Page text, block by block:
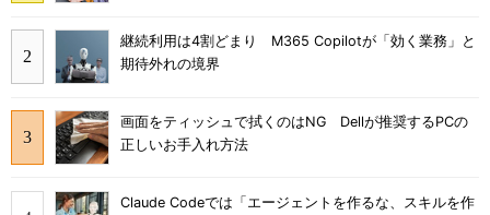
継続利用は4割どまり M365 Copilotが「効く業務」と
期待外れの境界
画面をティッシュで拭くのはNG Dellが推奨するPCの
正しいお手入れ方法
Claude Codeでは「エージェントを作るな、スキルを作